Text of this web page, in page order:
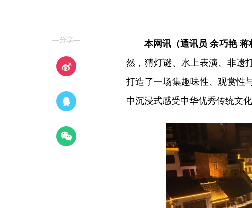
—分享— 本网讯（通讯员 余巧艳 蒋
然，猜灯谜、水上表演、非遗
打造了一场集趣味性、观赏性
中沉浸式感受中华优秀传统文